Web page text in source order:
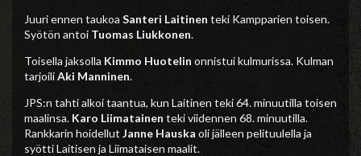
Juuri ennen taukoa Santeri Laitinen teki Kampparien toisen.
Syötön antoi Tuomas Liukkonen.
Toisella jaksolla Kimmo Huotelin onnistui kulmurissa. Kulman
tarjoiliAki Manninen.
JPS:n tahti alkoi taantua, kun Laitinen teki 64. minuutilla toisen
maalinsa. Karo Liimatainen teki viidennen 68. minuutilla.
Rankkarin hoidellut Janne Hauska oli jälleen pelituulella ja
syötti Laitisen ja Liimataisen maalit.